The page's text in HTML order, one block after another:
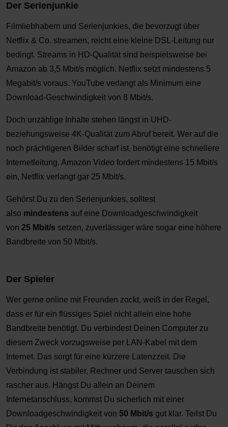
Der Serienjunkie
Filmliebhabern und Serienjunkies, die bevorzugt über
Netflix & Co. streamen, reicht eine kleine DSL-Leitung nur
bedingt. Streams in HD-Qualität sind beispielsweise bei
Amazon ab 3,5 Mbit/s möglich. Netflix setzt mindestens 5
Megabit/s voraus. YouTube verlangt als Minimum eine
Download-Geschwindigkeit von 8 Mbit/s.
Doch unzählige Inhalte stehen längst in UHD-
beziehungsweise 4K-Qualität zum Abruf bereit. Wer auf die
noch prächtigeren Bilder scharf ist, benötigt eine schnellere
Internetleitung. Amazon Video fordert mindestens 15 Mbit/s
ein, Netflix verlangt gar 25 Mbit/s.
Gehörst Du zu den Serienjunkies, solltest
also mindestens auf eine Downloadgeschwindigkeit
von 25 Mbit/s setzen, zuverlässiger wäre sogar eine höhere
Bandbreite von 50 Mbit/s.
Der Spieler
Wer gerne online mit Freunden zockt, weiß in der Regel,
dass er für ein flüssiges Spiel nicht allein eine hohe
Bandbreite benötigt. Du verbindest Deinen Computer zu
diesem Zweck vorzugsweise per LAN-Kabel mit dem
Internet. Das sorgt für eine kürzere Latenzzeit. Die
Verbindung ist stabiler, Rechner und Server tauschen sich
rascher aus. Hängst Du allein an Deinem
Internetanschluss, kommst Du sicherlich mit einer
Downloadgeschwindigkeit von 50 Mbit/s gut klar. Teilst Du